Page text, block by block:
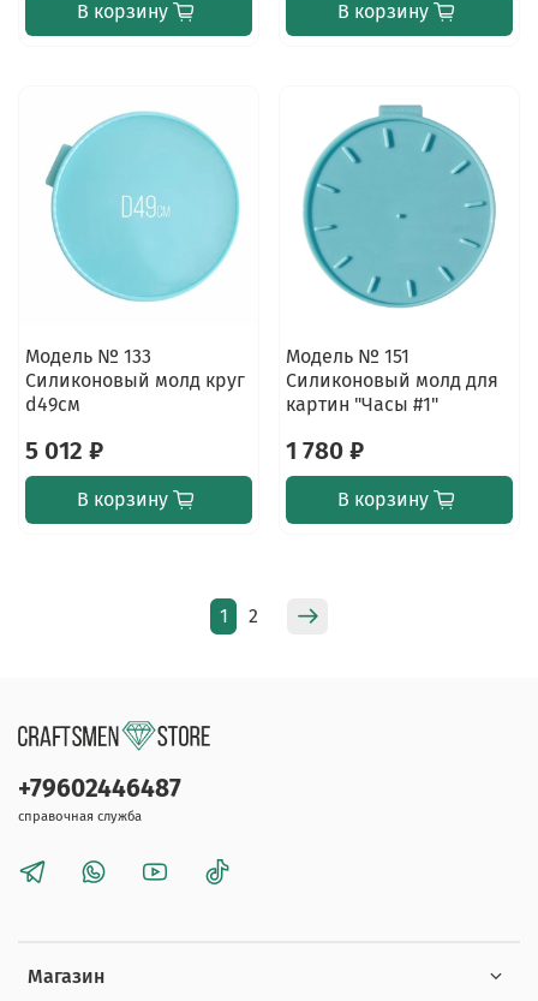
В корзину В корзину
Модель № 133
Силиконовый молд круг
d49см
5 012 ₽
В корзину
Модель № 151
Силиконовый молд для
картин "Часы #1"
1 780 ₽
В корзину
1 2
Магазин
+79602446487
справочная служба